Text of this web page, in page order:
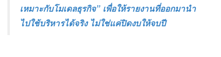
เหมาะกับโมเดลธุรกิจ” เพื่อให้รายงานที่ออกมานำ
ไปใช้บริหารได้จริง ไม่ใช่แค่ปิดงบให้จบปี